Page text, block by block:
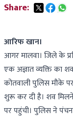
Share:
आरिफ खान।
आगर मालवा। जिले के
एक अज्ञात व्यक्ति का
कोतवाली पुलिस मौके
शुरू कर दी है। शव
पर पहुंची। पुलिस ने